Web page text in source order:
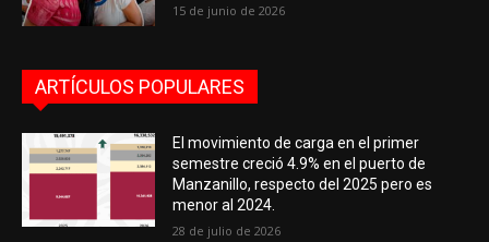
15 de junio de 2026
ARTÍCULOS POPULARES
El movimiento de carga en el primer
semestre creció 4.9% en el puerto de
Manzanillo, respecto del 2025 pero es
menor al 2024.
28 de julio de 2026